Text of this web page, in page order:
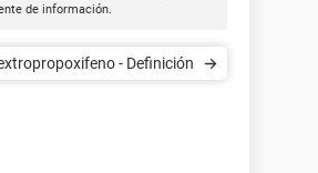
de información.
- Definición